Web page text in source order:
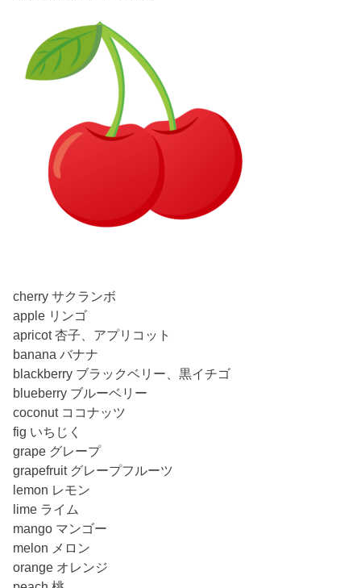
cherry サクランボ
apple リンゴ
apricot 杏子、アプリコット
banana バナナ
blackberry ブラックベリー、黒イチゴ
blueberry ブルーベリー
coconut ココナッツ
fig いちじく
grape グレープ
grapefruit グレープフルーツ
lemon レモン
lime ライム
mango マンゴー
melon メロン
orange オレンジ